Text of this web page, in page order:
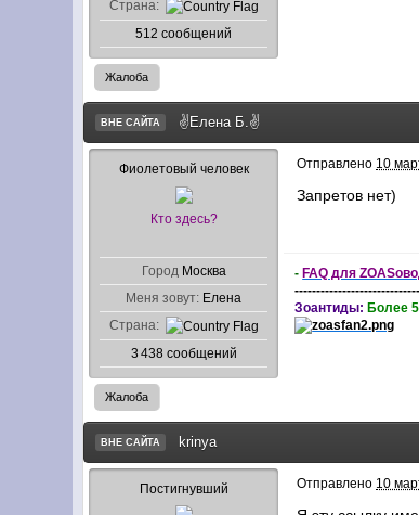
Страна:
512 сообщений
Жалоба
ВНЕ САЙТА ✌Елена Б.✌
Фиолетовый человек
Кто здесь?
Город Москва
Меня зовут: Елена
Страна:
3 438 сообщений
Отправлено 10
Запретов нет)
-FAQ для
Зоантиды:Более
Жалоба
ВНЕ САЙТА krinya
Постигнувший Отправлено 10